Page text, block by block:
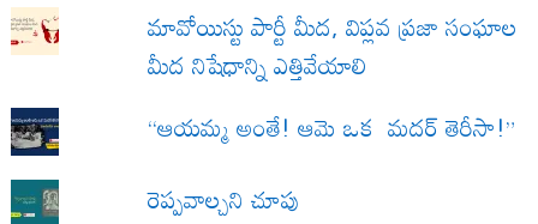
మావోయిస్టు పార్టీ మీద, విప్లవ ప్రజా సంఘాల
మీద నిషేధాన్ని ఎత్తివేయాలి
“ఆయమ్మ అంతే! ఆమె ఒక మదర్ తెరీసా!”
రెప్పవాల్చని చూపు